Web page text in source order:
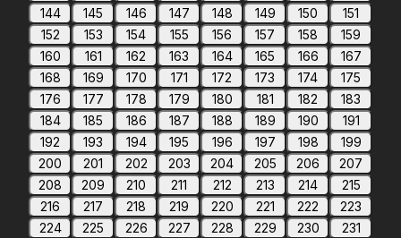
144
145 146 147 148 149 150
151
152
153 154 155 156 157 158
159
160
161 162 163 164 165 166
167
168
169 170 171 172 173 174
175
176
177 178 179 180 181 182
183
184
185 186 187 188 189 190
191
192
193 194 195 196 197 198
199
200
201 202 203 204 205 206
207
208
209 210 211 212 213 214
215
216
217 218 219 220 221 222
223
224
225 226 227 228 229 230
231